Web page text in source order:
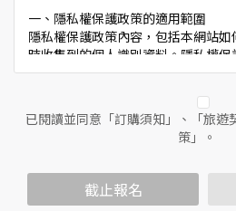
一、隱私權保護政策的適用範圍
隱私權保護政策內容，包括本網站
時收集到的個人識別資料。隱私權
外的相關連結網站，也不適用於非
二、個人資料的蒐集、處理及利用方
當您造訪本網站或使用本網站所提供
範圍內處理及利用您的個人資料；非
會將個人資料用於其他用途。
已閱讀並同意「訂購須知」、「旅遊
策」。
截止報名